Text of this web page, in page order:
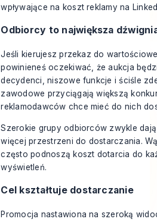
Odbiorcy to największa
Jeśli kierujesz przekaz do
powinieneś oczekiwać, że aukcja
decydenci, niszowe funkcje i ściśle
zawodowe przyciągają większą
reklamodawców chce mieć do nich
Szerokie grupy odbiorców zwykle
więcej przestrzeni do dostarczania.
często podnoszą koszt dotarcia do
wyświetleń.
Cel kształtuje dostarczanie
Promocja nastawiona na szeroką